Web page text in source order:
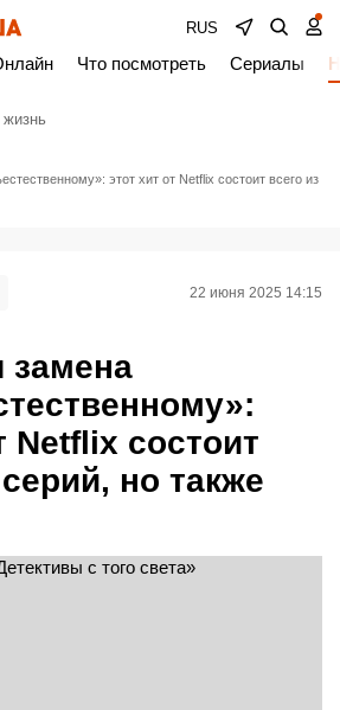
RUS
Что посмотреть Сериалы
этот хит от Netflix состоит всего из
замена
Netflix состоит
но также
22 июня 2025 14:15